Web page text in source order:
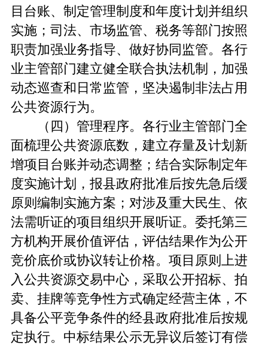
目台账、制定管理制度和年度计划并组织
实施；司法、市场监管、税务等部门按照
职责加强业务指导、做好协同监管。各行
业主管部门建立健全联合执法机制，加强
动态巡查和日常监管，坚决遏制非法占用
公共资源行为。
（四）管理程序。各行业主管部门全
面梳理公共资源底数，建立存量及计划新
增项目台账并动态调整；结合实际制定年
度实施计划，报县政府批准后按先急后缓
原则编制实施方案；对涉及重大民生、依
法需听证的项目组织开展听证。委托第三
方机构开展价值评估，评估结果作为公开
竞价底价或协议转让价格。项目原则上进
入公共资源交易中心，采取公开招标、拍
卖、挂牌等竞争性方式确定经营主体，不
具备公平竞争条件的经县政府批准后按规
定执行。中标结果公示无异议后签订有偿